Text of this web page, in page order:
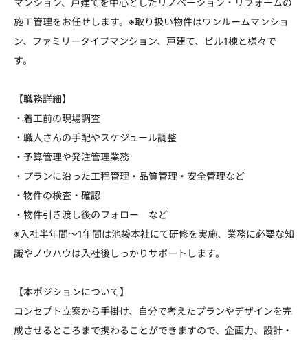
マンション、戸建てを中心としたリノベーション・リフォームの
施工管理をお任せします。※取り扱い物件はワンルームマンショ
ン、ファミリータイプマンション、戸建て、ビル1棟と様々で
す。
【職務詳細】
・着工前の現場調査
・職人さんの手配やスケジュール調整
・予算管理や発注管理業務
・プランに沿った工程管理・品質管理・安全管理など
・物件の検査・確認
・物件引き渡し後のフォロー など
※入社半年間～1年間は池袋本社にて研修を実施、業務に必要な知
識やノウハウは入社後しっかりサポートします。
【本ポジションについて】
コンセプト立案から手掛け、自分で考えたプランやデザインを完
成させるところまで携わることができますので、企画力、設計・